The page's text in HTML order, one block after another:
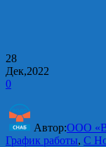
28
Дек,2022
0
Автор:ООО
График работы, С